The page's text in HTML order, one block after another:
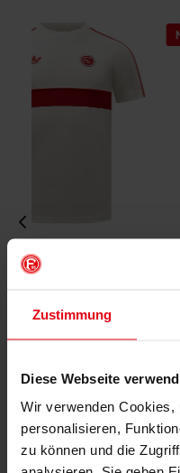
Zustimmung
Diese Webseite
Wir verwenden Cookies,
personalisieren,
zu können und die
Fortuna x